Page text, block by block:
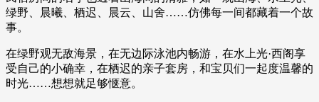
绿野、晨曦、栖迟、晨云、山舍……仿佛每一间都藏着一个故
事。
在绿野观无敌海景，在无边际泳池内畅游，在水上光·西阁享
受自己的小确幸，在栖迟的亲子套房，和宝贝们一起度温馨的
时光……想想就足够惬意。